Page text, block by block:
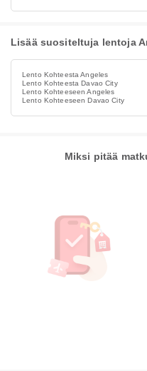
Lisää suositeltuja lentoja
Lento Kohteesta Angeles
Lento Kohteesta Davao City
Lento Kohteeseen Angeles
Lento Kohteeseen Davao City
Miksi pitää